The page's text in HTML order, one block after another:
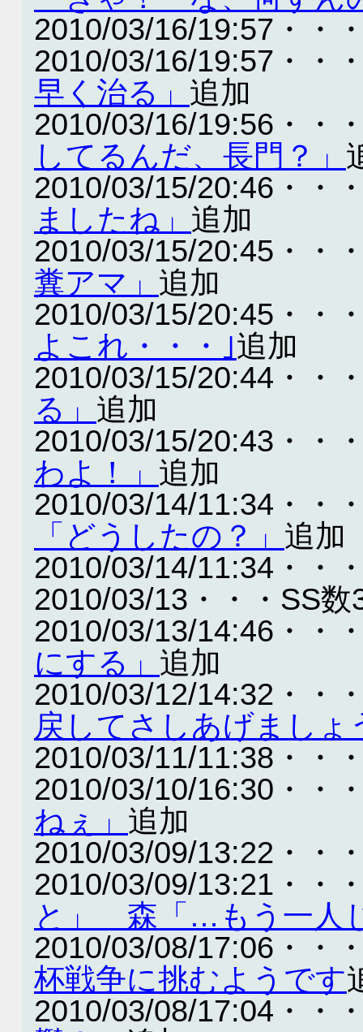
2010/03/16/19:57・・
2010/03/16/19:57・・
早く治る」 追加
2010/03/16/19:56・・
してるんだ、長門？」
2010/03/15/20:46・・
ましたね」 追加
2010/03/15/20:45・・
糞アマ」 追加
2010/03/15/20:45・・
よこれ・・・｣追加
2010/03/15/20:44・・
る」 追加
2010/03/15/20:43・・
わよ！」 追加
2010/03/14/11:34・・
「どうしたの？」 追加
2010/03/14/11:34・・
2010/03/13・・・SS数
2010/03/13/14:46・・
にする」 追加
2010/03/12/14:32・・
戻してさしあげましょ
2010/03/11/11:38・・
2010/03/10/16:30・・
ねぇ」 追加
2010/03/09/13:22・・
2010/03/09/13:21・・
と」 森「…もう一人
2010/03/08/17:06・・
杯戦争に挑むようです
2010/03/08/17:04・・